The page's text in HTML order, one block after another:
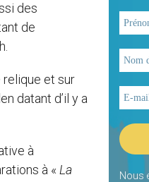
des
de
et sur
datant d’il y a
à
à « La
Nous